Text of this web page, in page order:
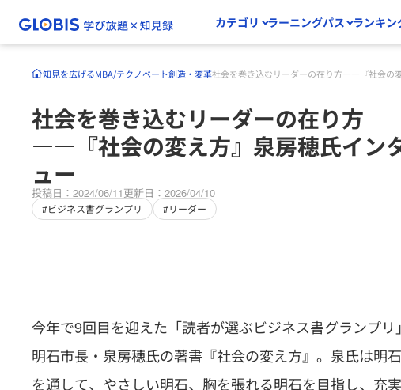
カテゴリ ラーニングパス ランキン
知見を広げるMBA/テクノベート創造・変革社会を巻き込むリーダーの在り方――『社会の
社会を巻き込むリーダーの在り方
――『社会の変え方』泉房穂氏イン
ュー
投稿日：2024/06/11更新日：2026/04/10
#ビジネス書グランプリ #リーダー
今年で9回目を迎えた「読者が選ぶビジネス書グランプ
明石市長・泉房穂氏の著書『社会の変え方』。泉氏は明
を通して、やさしい明石、胸を張れる明石を目指し、充